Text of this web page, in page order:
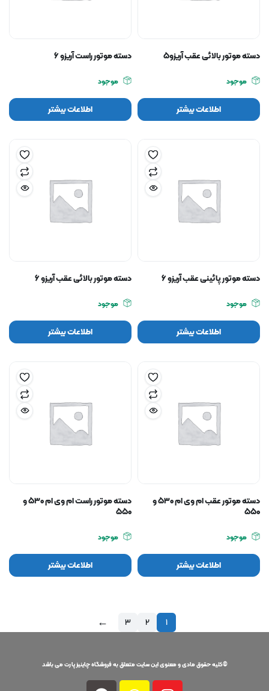
دسته موتور بالائی عقب آریزو۵
موجود
اطلاعات بیشتر
دسته موتور راست آریزو ۶
موجود
اطلاعات بیشتر
دسته موتور پائینی عقب آریزو ۶
موجود
اطلاعات بیشتر
دسته موتور بالائی عقب آریزو ۶
موجود
اطلاعات بیشتر
دسته موتور عقب ام وی ام ۵۳۰ و
۵۵۰
موجود
اطلاعات بیشتر
دسته موتور راست ام وی ام ۵۳۰ و
۵۵۰
موجود
اطلاعات بیشتر
1
2
3
←
©کلیه حقوق مادی و معنوی این سایت متعلق به فروشگاه چاینیز پارت می باشد